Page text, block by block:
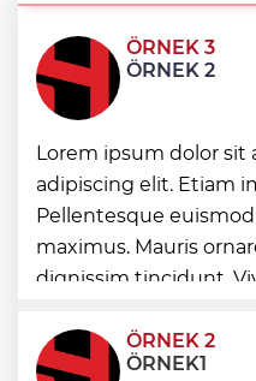
Keşan Kent
nezaket
İstanbul
renkli
Edirne
ÖRNEK 3
ÖRNEK 2
Lorem ipsum dolor sit
adipiscing elit. Etiam
Pellentesque
maximus. Mauris
dignissim tincidunt.
condimentum eros et,
ÖRNEK 2
ÖRNEK1